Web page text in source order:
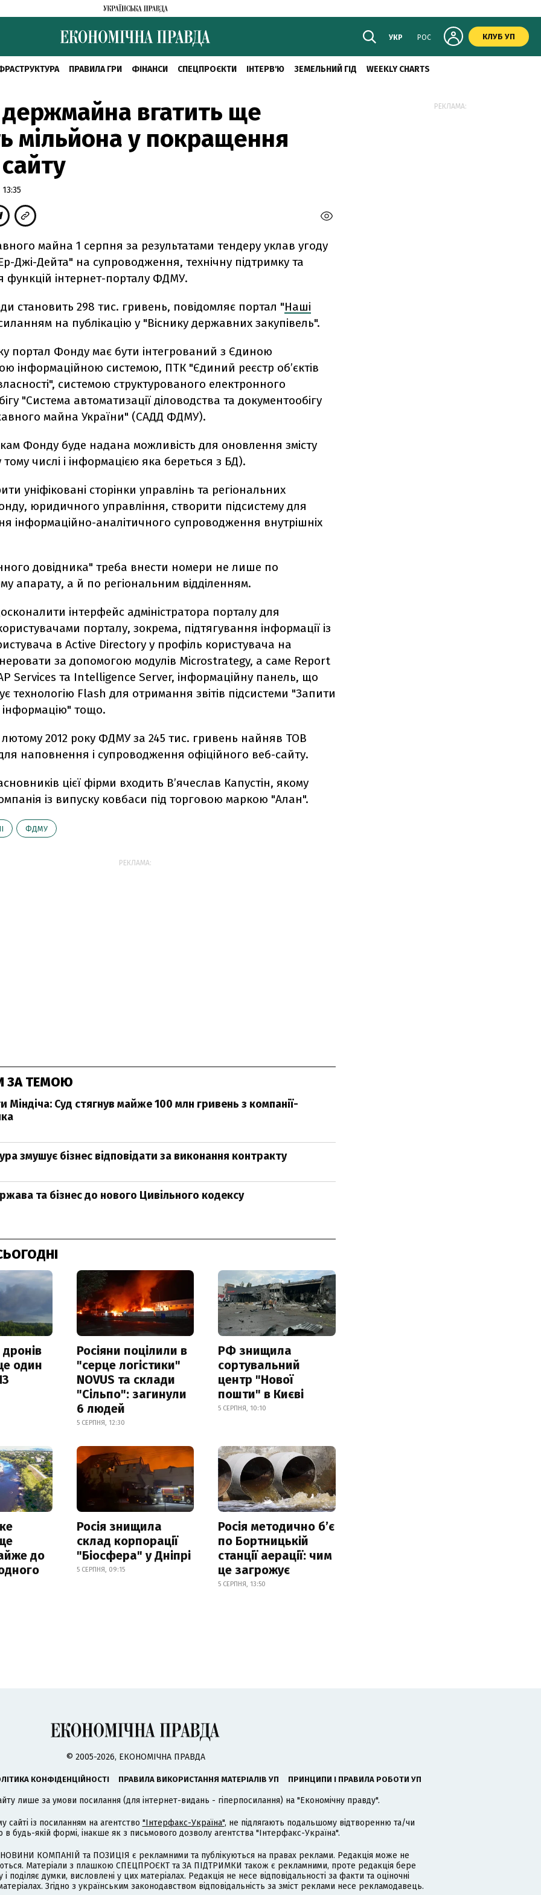
УКР РОС КЛУБ УП
ПРАВИЛА ГРИ ФІНАНСИ СПЕЦПРОЄКТИ ІНТЕРВ'Ю ЗЕМЕЛЬНИЙ ГІД WEEKLY CHARTS
вгатить ще
мільйона у покращення
майна 1 серпня за результатами тендеру уклав угоду
Джі-Дейта" на супроводження, технічну підтримку та
функцій інтернет-порталу ФДМУ.
становить 298 тис. гривень, повідомляє портал "Наші
на публікацію у "Віснику державних закупівель".
портал Фонду має бути інтегрований з Єдиною
інформаційною системою, ПТК "Єдиний реєстр об’єктів
системою структурованого електронного
"Система автоматизації діловодства та документообігу
майна України" (САДД ФДМУ).
Фонду буде надана можливість для оновлення змісту
тому числі і інформацією яка береться з БД).
уніфіковані сторінки управлінь та регіональних
юридичного управління, створити підсистему для
інформаційно-аналітичного супроводження внутрішніх
довідника" треба внести номери не лише по
апарату, а й по регіональним відділенням.
інтерфейс адміністратора порталу для
порталу, зокрема, підтягування інформації із
в Active Directory у профіль користувача на
за допомогою модулів Microstrategy, а саме Report
Services та Intelligence Server, інформаційну панель, що
технологію Flash для отримання звітів підсистеми "Запити
інформацію" тощо.
лютому 2012 року ФДМУ за 245 тис. гривень найняв ТОВ
наповнення і супроводження офіційного веб-сайту.
цієї фірми входить В’ячеслав Капустін, якому
із випуску ковбаси під торговою маркою "Алан".
ФДМУ
РЕКЛАМА:
ЗА ТЕМОЮ
Міндіча: Суд стягнув майже 100 млн гривень з компанії-
змушує бізнес відповідати за виконання контракту
та бізнес до нового Цивільного кодексу
один
Росіяни поцілили в
"серце логістики"
NOVUS та склади
"Сільпо": загинули
6 людей
5 СЕРПНЯ, 12:30
РФ знищила
сортувальний
центр "Нової
пошти" в Києві
5 СЕРПНЯ, 10:10
до
Росія знищила
склад корпорації
"Біосфера" у Дніпрі
5 СЕРПНЯ, 09:15
Росія методично б’є
по Бортницькій
станції аерації: чим
це загрожує
5 СЕРПНЯ, 13:50
РЕКЛАМА:
© 2005-2026, ЕКОНОМІЧНА ПРАВДА
КОНФІДЕНЦІЙНОСТІ ПРАВИЛА ВИКОРИСТАННЯ МАТЕРІАЛІВ УП ПРИНЦИПИ І ПРАВИЛА РОБОТИ УП
лише за умови посилання (для інтернет-видань - гіперпосилання) на "Економічну правду".
сайті із посиланням на агентство "Інтерфакс-Україна", не підлягають подальшому відтворенню та/чи
будь-якій формі, інакше як з письмового дозволу агентства "Інтерфакс-Україна".
НОВИНИ КОМПАНІЙ та ПОЗИЦІЯ є рекламними та публікуються на правах реклами. Редакція може не
Матеріали з плашкою СПЕЦПРОЄКТ та ЗА ПІДТРИМКИ також є рекламними, проте редакція бере
поділяє думки, висловлені у цих матеріалах. Редакція не несе відповідальності за факти та оціночні
Згідно з українським законодавством відповідальність за зміст реклами несе рекламодавець.